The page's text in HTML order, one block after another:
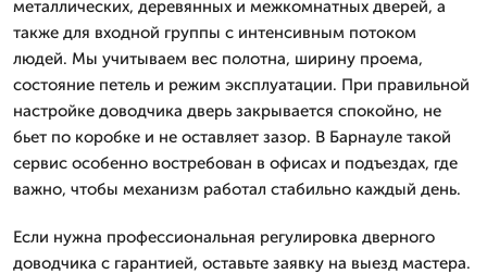
металлических, деревянных и межкомнатных дверей, а
также для входной группы с интенсивным потоком
людей. Мы учитываем вес полотна, ширину проема,
состояние петель и режим эксплуатации. При правильной
настройке доводчика дверь закрывается спокойно, не
бьет по коробке и не оставляет зазор. В Барнауле такой
сервис особенно востребован в офисах и подъездах, где
важно, чтобы механизм работал стабильно каждый день.
Если нужна профессиональная регулировка дверного
доводчика с гарантией, оставьте заявку на выезд мастера.